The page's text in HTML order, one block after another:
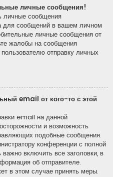
личные сообщения!
личные сообщения
для сообщений в вашем личном
личные сообщения от
жалобы на сообщения
отправку личных
email от кого-то с этой
email на данной
и возможность
подобные сообщения.
конференции с полной
включить все заголовки, в
об отправителе.
в этом случае принять меры.